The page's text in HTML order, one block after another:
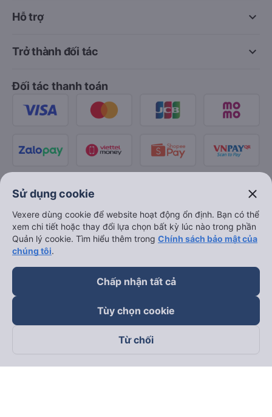
keyboard_arrow_down
Hỗ trợ
keyboard_arrow_down
Trở thành đối tác
Đối tác thanh toán
Theo dõi chúng tôi trên
Sử dụng cookie close
Vexere dùng cookie để website hoạt động ổn định. Bạn có thể
xem chi tiết hoặc thay đổi lựa chọn bất kỳ lúc nào trong phần
Quản lý cookie. Tìm hiểu thêm trong Chính sách bảo mật của
chúng tôi.
Chấp nhận tất cả
Tùy chọn cookie
Từ chối